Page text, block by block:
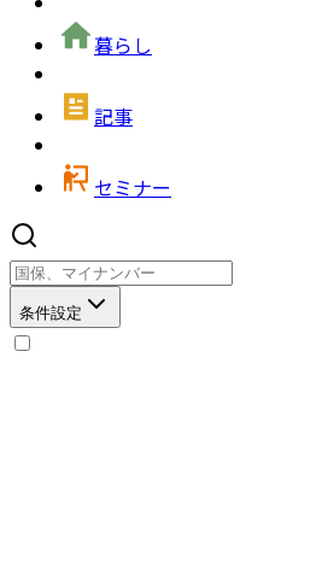
暮らし
記事
セミナー
条件設定